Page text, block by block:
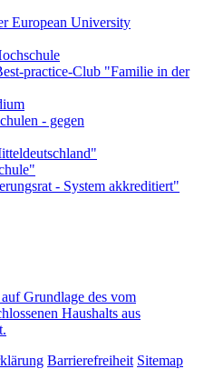
Grundlage des vom
Haushalts aus
Barrierefreiheit Sitemap